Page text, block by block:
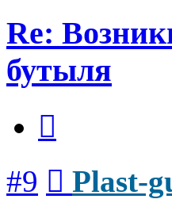
Re:
бутыля
#9 Plast-